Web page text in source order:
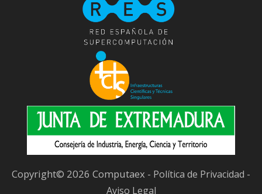
Copyright© 2026 Computaex - Política de Privacidad -
Aviso Legal